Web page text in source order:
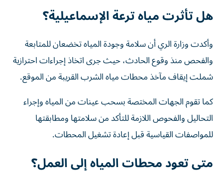
هل تأثرت مياه ترعة الإسماعيلية؟
وأكدت وزارة الري أن سلامة وجودة المياه تخضعان للمتابعة
والفحص منذ وقوع الحادث، حيث جرى اتخاذ إجراءات احترازية
شملت إيقاف مآخذ محطات مياه الشرب القريبة من الموقع.
كما تقوم الجهات المختصة بسحب عينات من المياه وإجراء
التحاليل والفحوص اللازمة للتأكد من سلامتها ومطابقتها
للمواصفات القياسية قبل إعادة تشغيل المحطات.
متى تعود محطات المياه إلى العمل؟